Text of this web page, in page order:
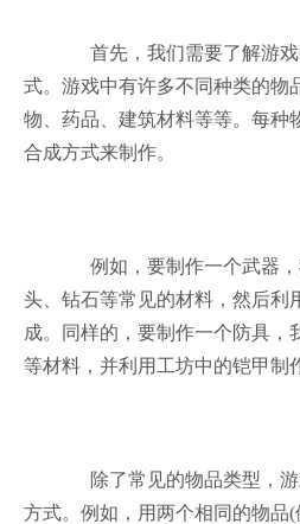
首先，我们需要了解游
式。游戏中有许多不同种类的物
物、药品、建筑材料等等。每种
合成方式来制作。
例如，要制作一个武器
头、钻石等常见的材料，然后利
成。同样的，要制作一个防具，
等材料，并利用工坊中的铠甲制
除了常见的物品类型，
方式。例如，用两个相同的物品